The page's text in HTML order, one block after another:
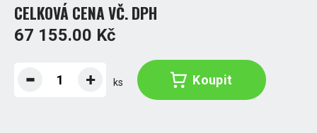
CELKOVÁ CENA VČ. DPH
67 155.00 Kč
ks Koupit